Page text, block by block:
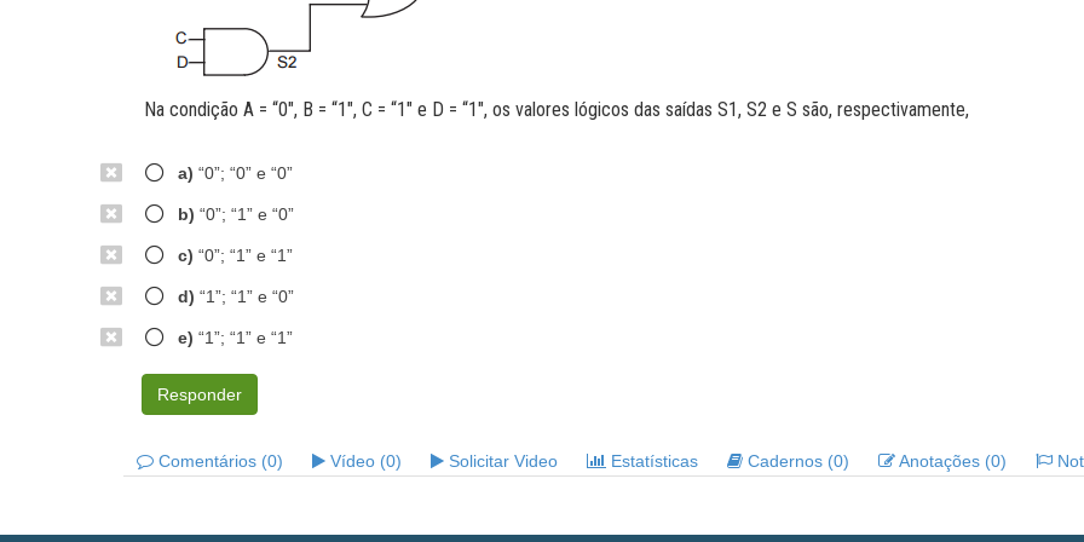
Na condição A = “0", B = “1", C = “1" e D = “1", os valores lógicos das saídas S1, S2 e S são, respectivamente,
a) “0”; “0” e “0”
b) “0”; “1” e “0”
c) “0”; “1” e “1”
d) “1”; “1” e “0”
e) “1”; “1” e “1”
Responder
Comentários (0) Vídeo (0) Solicitar Video Estatísticas Cadernos (0) Anotações (0)